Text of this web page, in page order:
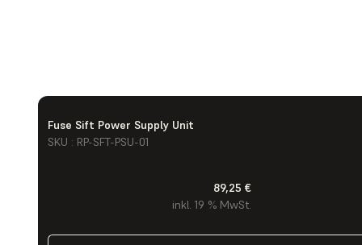
Fuse Sift Power Supply Unit
SKU : RP-SFT-PSU-01
89,25 €
inkl. 19 % MwSt.